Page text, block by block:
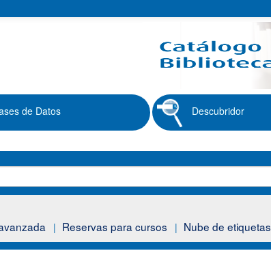
de Datos Descubridor
Reservas para cursos Nube de etiquetas